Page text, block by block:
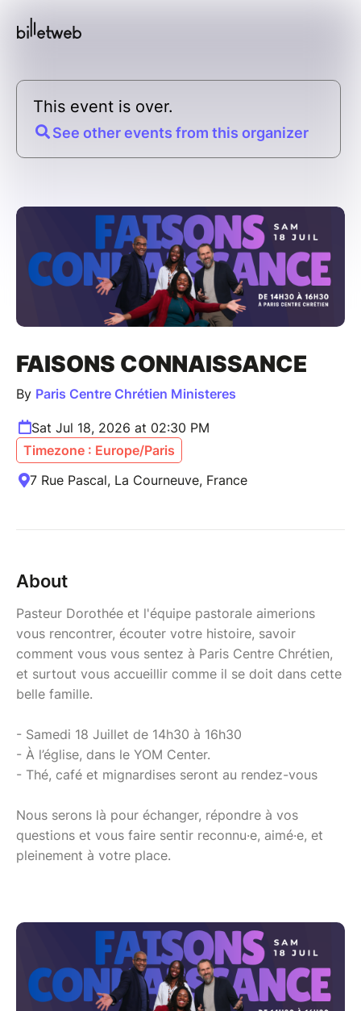
This event is over.
See other events from this organizer
FAISONS CONNAISSANCE
By Paris Centre Chrétien Ministeres
Sat Jul 18, 2026 at 02:30 PM
Timezone : Europe/Paris
7 Rue Pascal, La Courneuve, France
About
Pasteur Dorothée et l'équipe pastorale aimerions
vous rencontrer, écouter votre histoire, savoir
comment vous vous sentez à Paris Centre Chrétien,
et surtout vous accueillir comme il se doit dans cette
belle famille.
- Samedi 18 Juillet de 14h30 à 16h30
- À l’église, dans le YOM Center.
- Thé, café et mignardises seront au rendez-vous
Nous serons là pour échanger, répondre à vos
questions et vous faire sentir reconnu·e, aimé·e, et
pleinement à votre place.